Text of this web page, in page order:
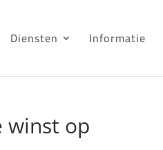
Diensten Informatie
winst op